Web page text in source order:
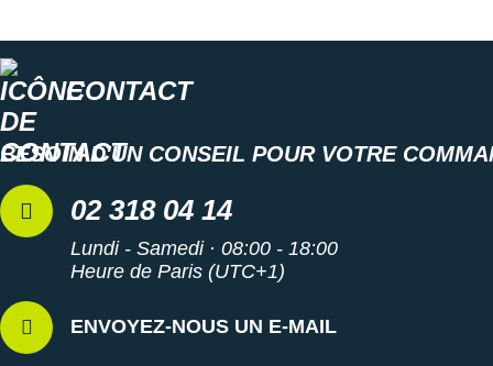
CONTACT
BESOIN D'UN CONSEIL POUR VOTRE
02 318 04 14
Lundi - Samedi · 08:00 - 18:00
Heure de Paris (UTC+1)
ENVOYEZ-NOUS UN E-MAIL